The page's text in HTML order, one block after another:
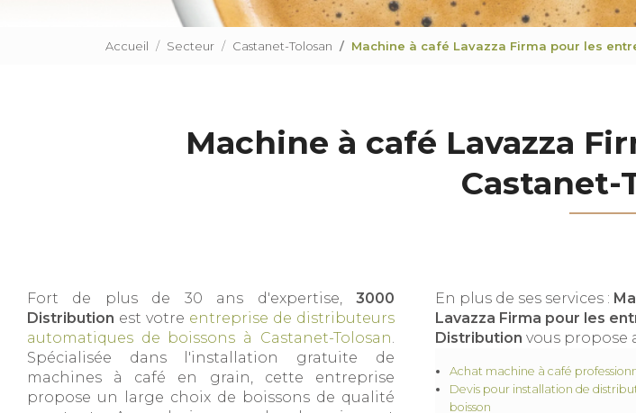
Accueil Secteur Castanet-Tolosan Machine à café Lavazza Firma pour les
Machine à café Lavazza
Castanet-
Fort de plus de 30 ans d'expertise, 3000
Distribution est votre entreprise de distributeurs
automatiques de boissons à Castanet-Tolosan.
Spécialisée dans l'installation gratuite de
machines à café en grain, cette entreprise
propose un large choix de boissons de qualité
En plus de ses services :
Lavazza Firma pour les
Distribution vous propose
Achat machine à café
Devis pour installation de
boisson